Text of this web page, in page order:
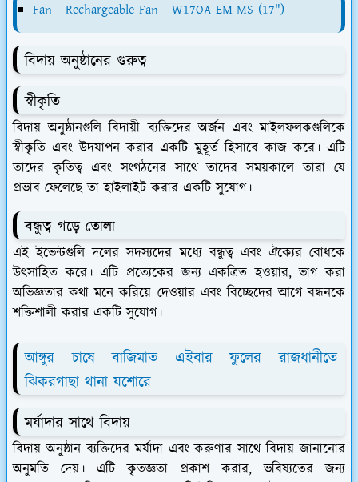
Fan - Rechargeable Fan - W17OA-EM-MS (17")
বিদায় অনুষ্ঠানের গুরুত্ব
স্বীকৃতি
বিদায় অনুষ্ঠানগুলি বিদায়ী ব্যক্তিদের অর্জন এবং মাইলফলকগুলিকে
স্বীকৃতি এবং উদযাপন করার একটি মুহূর্ত হিসাবে কাজ করে। এটি
তাদের কৃতিত্ব এবং সংগঠনের সাথে তাদের সময়কালে তারা যে
প্রভাব ফেলেছে তা হাইলাইট করার একটি সুযোগ।
বন্ধুত্ব গড়ে তোলা
এই ইভেন্টগুলি দলের সদস্যদের মধ্যে বন্ধুত্ব এবং ঐক্যের বোধকে
উৎসাহিত করে। এটি প্রত্যেকের জন্য একত্রিত হওয়ার, ভাগ করা
অভিজ্ঞতার কথা মনে করিয়ে দেওয়ার এবং বিচ্ছেদের আগে বন্ধনকে
শক্তিশালী করার একটি সুযোগ।
আঙ্গুর চাষে বাজিমাত এইবার ফুলের রাজধানীতে
ঝিকরগাছা থানা যশোরে
মর্যাদার সাথে বিদায়
বিদায় অনুষ্ঠান ব্যক্তিদের মর্যাদা এবং করুণার সাথে বিদায় জানানোর
অনুমতি দেয়। এটি কৃতজ্ঞতা প্রকাশ করার, ভবিষ্যতের জন্য